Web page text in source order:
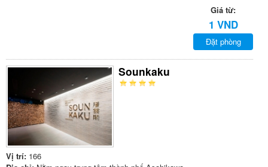
Giá từ:
1 VND
Đặt phòng
Sounkaku
Vị trí: 166